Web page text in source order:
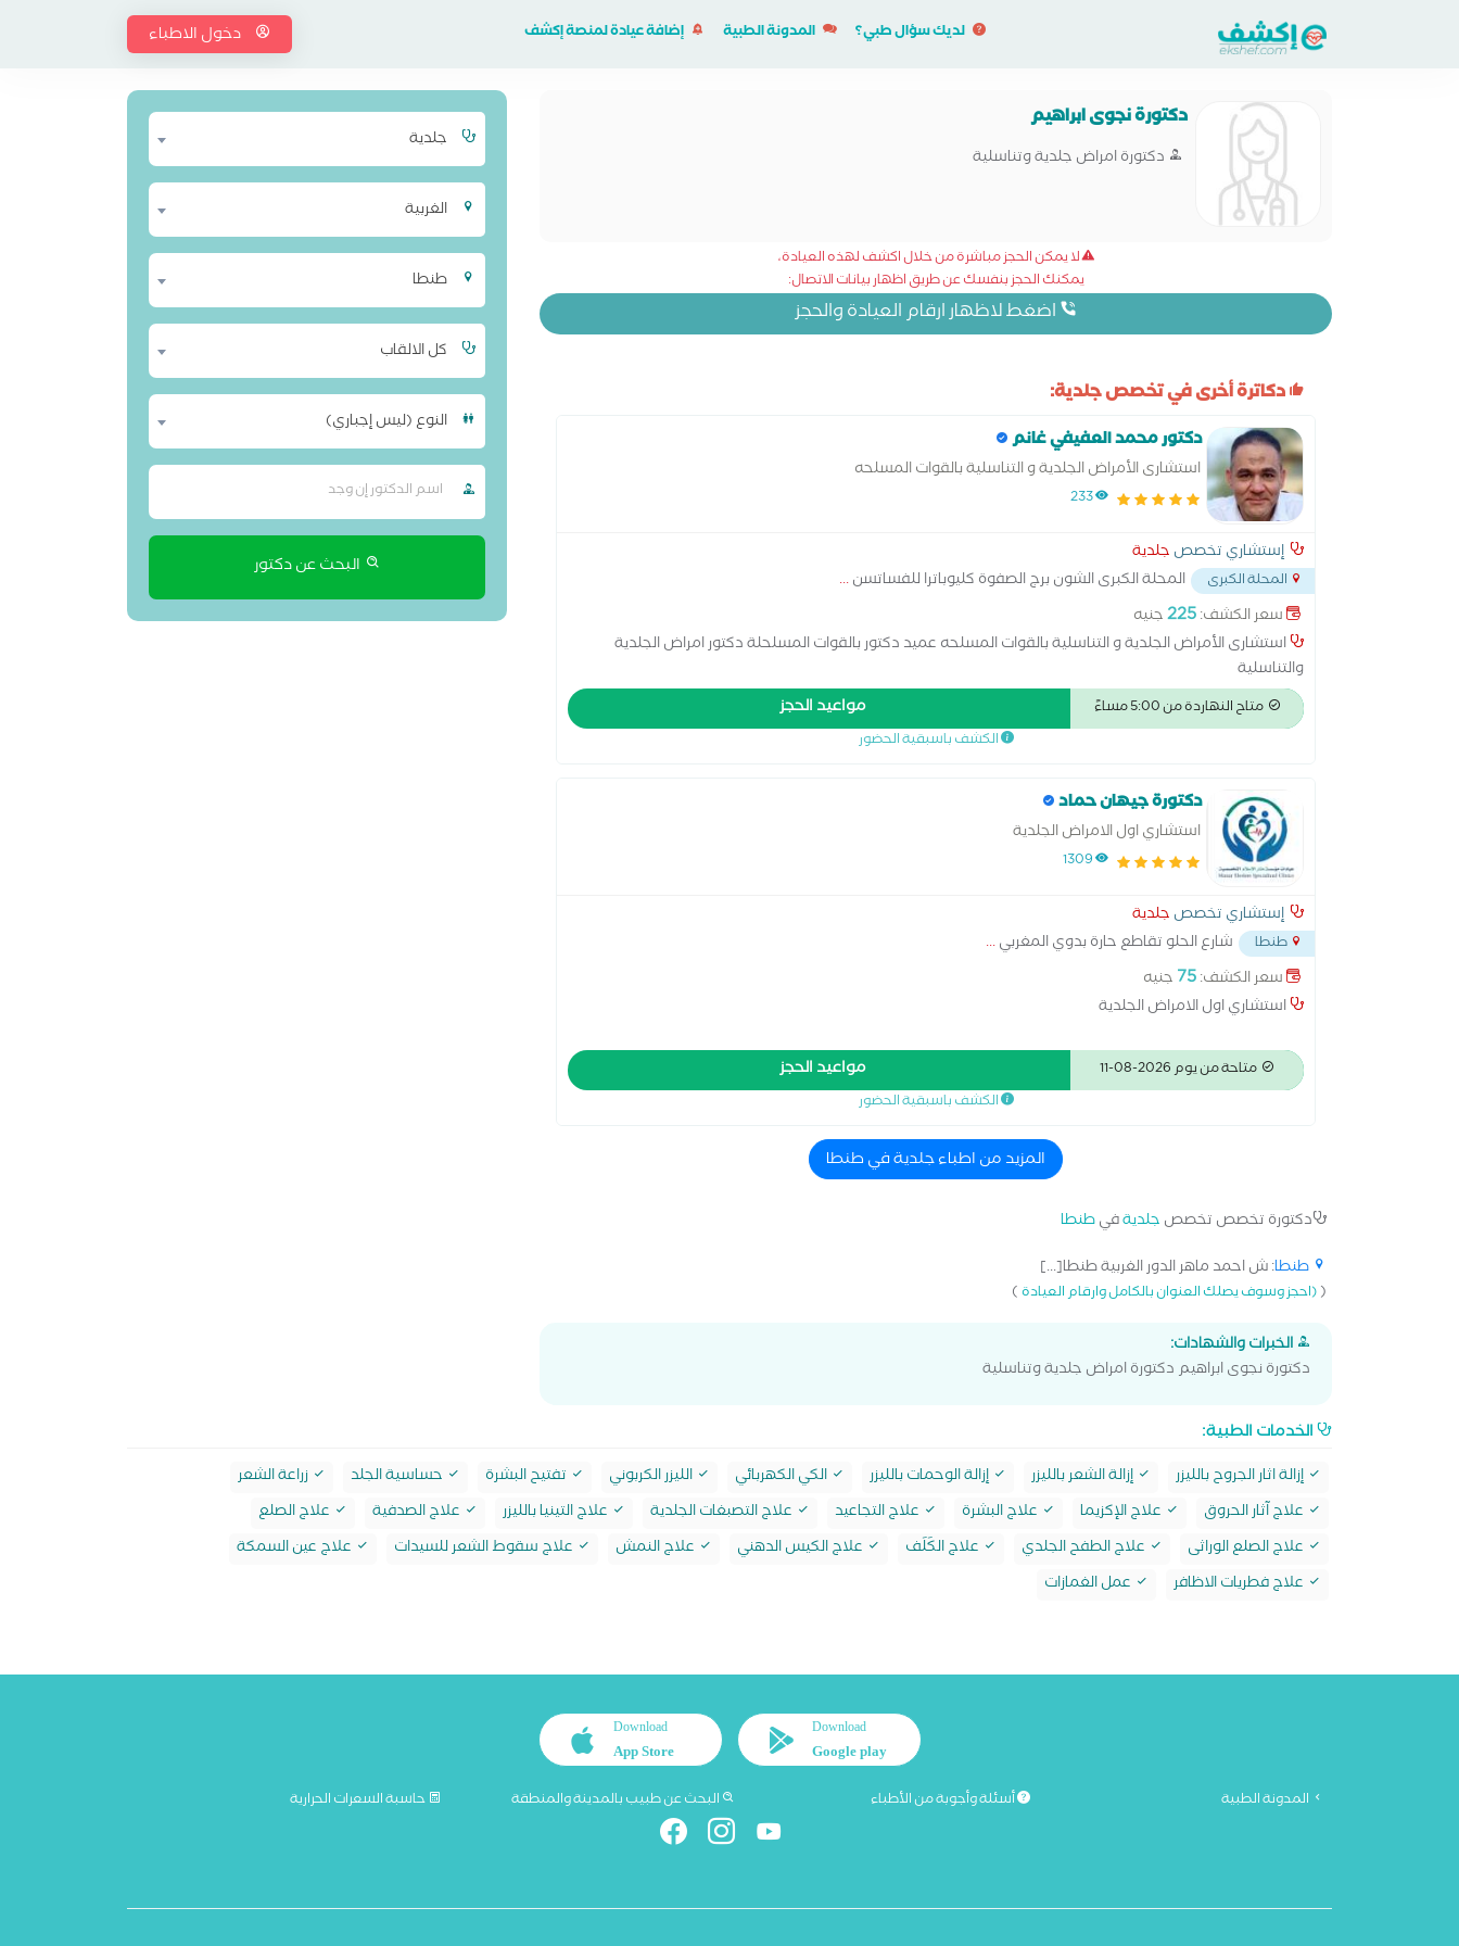
لديك سؤال طبي؟ المدونة الطبية إضافة عيادة لمنصة إكشف دخول الاطباء
دكتورة نجوى ابراهيم
دكتورة امراض جلدية وتناسلية
لا يمكن الحجز مباشرة من خلال اكشف لهذه العيادة،
يمكنك الحجز بنفسك عن طريق اظهار بيانات الاتصال:
اضغط لاظهار ارقام العيادة والحجز
دكاترة أخرى في تخصص جلدية:
دكتور محمد العفيفي غانم
استشارى الأمراض الجلدية و التناسلية بالقوات المسلحه
233
إستشاري تخصص جلدية
المحلة الكبرى المحلة الكبرى الشون برج الصفوة كليوباترا للفساتسن...
سعر الكشف:225جنيه
استشارى الأمراض الجلدية و التناسلية بالقوات المسلحه عميد دكتور بالقوات المسلحلة دكتور امراض الجلدية
والتناسلية
متاح النهاردة من 5:00 مساءً مواعيد الحجز
الكشف باسبقية الحضور
دكتورة جيهان حماد
استشاري اول الامراض الجلدية
1309
إستشاري تخصص جلدية
طنطا شارع الحلو تقاطع حارة بدوي المغربي...
سعر الكشف:75 جنيه
استشاري اول الامراض الجلدية
متاحة من يوم 2026-08-11 مواعيد الحجز
الكشف باسبقية الحضور
المزيد من اطباء جلدية في طنطا
دكتورة تخصص تخصص جلديةفيطنطا
طنطا: ش احمد ماهر الدور الغربية طنطا[...]
((احجز وسوف يصلك العنوان بالكامل وارقام العيادة)
الخبرات والشهادات:
دكتورة نجوى ابراهيم دكتورة امراض جلدية وتناسلية
جلدية
الغربية
طنطا
كل الالقاب
النوع (ليس إجباري)
البحث عن دكتور
الخدمات الطبية:
إزالة اثار الجروح بالليزر إزالة الشعر بالليزر إزالة الوحمات بالليزر الكي الكهربائي الليزر الكربوني تفتيح البشرة حساسية الجلد
زراعة الشعر
علاج آثار الحروق
علاج الإكزيما علاج البشرة علاج التجاعيد علاج التصبغات الجلدية علاج التينيا بالليزر علاج الصدفية
علاج الصلع
علاج الصلع الوراثى
علاج الطفح الجلدي علاج الكَلَف علاج الكيس الدهني علاج النمش علاج سقوط الشعر للسيدات
علاج عين السمكة
علاج فطريات الاظافر
عمل الغمازات
Download
Google play
Download
App Store
المدونة الطبية أسئلة وأجوبة من الأطباء البحث عن طبيب بالمدينة والمنطقة حاسبة السعرات الحرارية